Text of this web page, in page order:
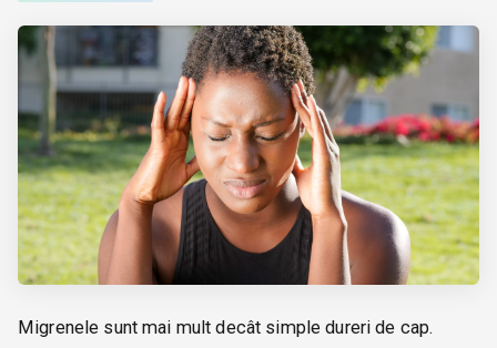
Migrenele sunt mai mult decât simple dureri de cap.